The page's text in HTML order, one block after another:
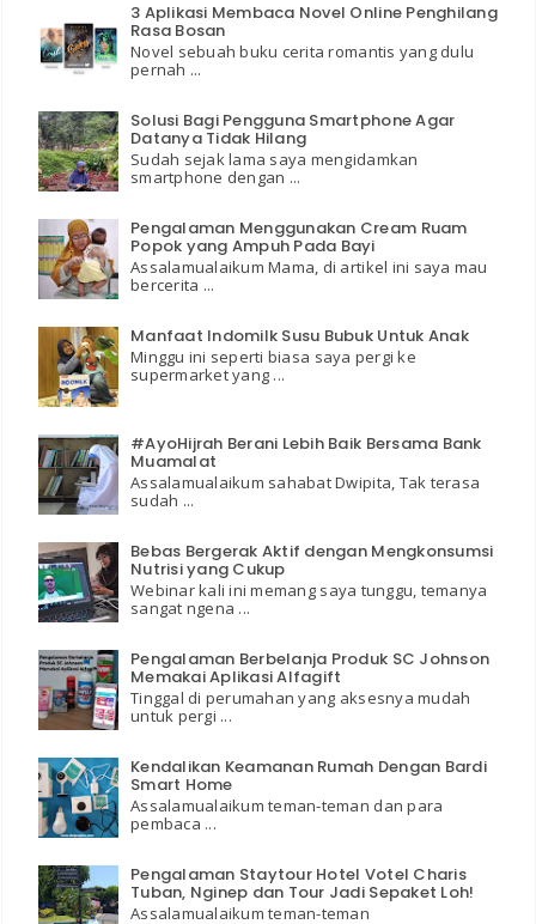
3 Aplikasi Membaca Novel Online Penghilang
Rasa Bosan
Novel sebuah buku cerita romantis yang dulu
pernah ...
Solusi Bagi Pengguna Smartphone Agar
Datanya Tidak Hilang
Sudah sejak lama saya mengidamkan
smartphone dengan ...
Pengalaman Menggunakan Cream Ruam
Popok yang Ampuh Pada Bayi
Assalamualaikum Mama, di artikel ini saya mau
bercerita ...
Manfaat Indomilk Susu Bubuk Untuk Anak
Minggu ini seperti biasa saya pergi ke
supermarket yang ...
#AyoHijrah Berani Lebih Baik Bersama Bank
Muamalat
Assalamualaikum sahabat Dwipita, Tak terasa
sudah ...
Bebas Bergerak Aktif dengan Mengkonsumsi
Nutrisi yang Cukup
Webinar kali ini memang saya tunggu, temanya
sangat ngena ...
Pengalaman Berbelanja Produk SC Johnson
Memakai Aplikasi Alfagift
Tinggal di perumahan yang aksesnya mudah
untuk pergi ...
Kendalikan Keamanan Rumah Dengan Bardi
Smart Home
Assalamualaikum teman-teman dan para
pembaca ...
Pengalaman Staytour Hotel Votel Charis
Tuban, Nginep dan Tour Jadi Sepaket Loh!
Assalamualaikum teman-teman